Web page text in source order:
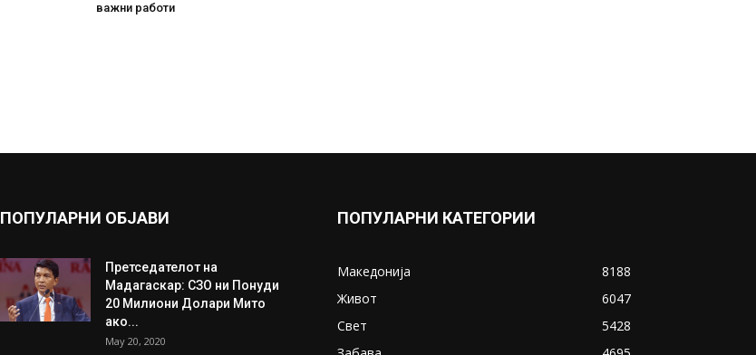
важни работи
ПОПУЛАРНИ ОБЈАВИ
Претседателот на
Мадагаскар: СЗО ни Понуди
20 Милиони Долари Мито
ако...
May 20, 2020
ПОПУЛАРНИ КАТЕГОРИИ
Македонија
8188
Живот
6047
Свет
5428